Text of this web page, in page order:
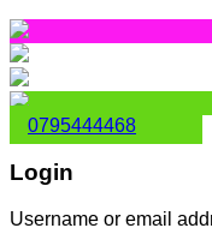
0795444468
Login
Username or email